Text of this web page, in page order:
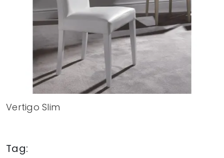
Vertigo Slim
Tag: